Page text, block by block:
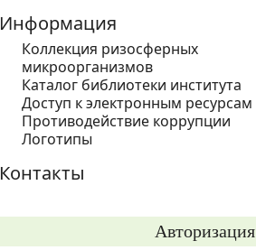
Информация
Коллекция ризосферных
микроорганизмов
Каталог библиотеки института
Доступ к электронным ресурсам
Противодействие коррупции
Логотипы
Контакты
Авторизация